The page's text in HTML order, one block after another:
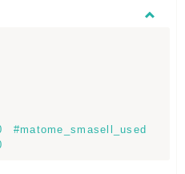
#matome_smasell_used